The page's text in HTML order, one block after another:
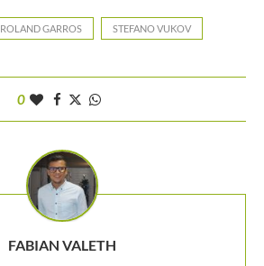
ROLAND GARROS STEFANO VUKOV
0
FABIAN VALETH